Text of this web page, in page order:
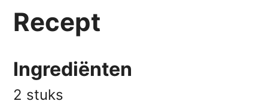
Recept
Ingrediënten
2 stuks